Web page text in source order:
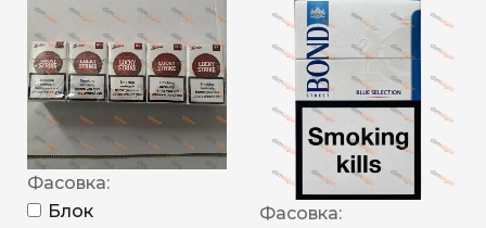
Фасовка:
Блок
Фасовка: